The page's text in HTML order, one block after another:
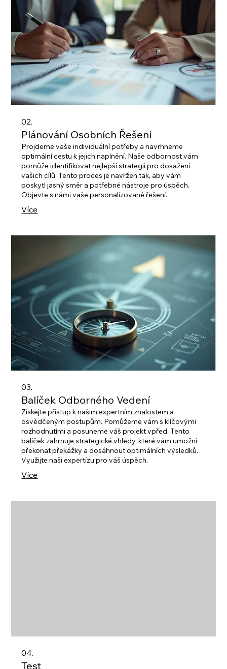
02.
Plánování Osobních Řešení
Projdeme vaše individuální potřeby a navrhneme
optimální cestu k jejich naplnění. Naše odbornost vám
pomůže identifikovat nejlepší strategii pro dosažení
vašich cílů. Tento proces je navržen tak, aby vám
poskytl jasný směr a potřebné nástroje pro úspěch.
Objevte s námi vaše personalizované řešení.
Více
03.
Balíček Odborného Vedení
Získejte přístup k našim expertním znalostem a
osvědčeným postupům. Pomůžeme vám s klíčovými
rozhodnutími a posuneme váš projekt vpřed. Tento
balíček zahrnuje strategické vhledy, které vám umožní
překonat překážky a dosáhnout optimálních výsledků.
Využijte naši expertízu pro váš úspěch.
Více
04.
Test